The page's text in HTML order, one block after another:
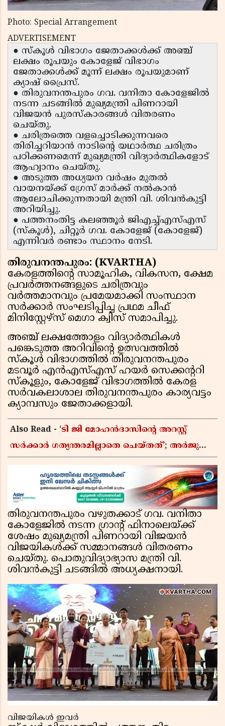
Photo: Special Arrangement
ADVERTISEMENT
● സ്‌കൂൾ വിഭാഗം ജേതാക്കൾക്ക് അഞ്ച്
ലക്ഷം രൂപയും കോളേജ് വിഭാഗം
ജേതാക്കൾക്ക് മൂന്ന് ലക്ഷം രൂപയുമാണ്
ക്യാഷ് പ്രൈസ്.
● തിരുവനന്തപുരം ഗവ. വനിതാ കോളേജിൽ
നടന്ന ചടങ്ങിൽ മുഖ്യമന്ത്രി പിണറായി
വിജയൻ പുരസ്കാരങ്ങൾ വിതരണം
ചെയ്തു.
● ചരിത്രത്തെ വളച്ചൊടിക്കുന്നവരെ
തിരിച്ചറിയാൻ നാടിന്റെ യഥാർത്ഥ ചരിത്രം
പഠിക്കണമെന്ന് മുഖ്യമന്ത്രി വിദ്യാർത്ഥികളോട്
ആഹ്വാനം ചെയ്തു.
● അടുത്ത അധ്യയന വർഷം മുതൽ
വായനയ്ക്ക് ഗ്രേസ് മാർക്ക് നൽകാൻ
ആലോചിക്കുന്നതായി മന്ത്രി വി. ശിവൻകുട്ടി
അറിയിച്ചു.
● പത്തനംതിട്ട കലഞ്ഞൂർ ജിഎച്ച്എസ്എസ്
(സ്കൂൾ), ചിറ്റൂർ ഗവ. കോളേജ് (കോളേജ്)
എന്നിവർ രണ്ടാം സ്ഥാനം നേടി.
തിരുവനന്തപുരം: (KVARTHA)
കേരളത്തിൻ്റെ സാമൂഹിക, വികസന, ക്ഷേമ
പ്രവർത്തനങ്ങളുടെ ചരിത്രവും
വർത്തമാനവും പ്രമേയമാക്കി സംസ്ഥാന
സർക്കാർ സംഘടിപ്പിച്ച പ്രഥമ ചീഫ്
മിനിസ്റ്റേഴ്‌സ് മെഗാ ക്വിസ് സമാപിച്ചു.
അഞ്ച് ലക്ഷത്തോളം വിദ്യാർത്ഥികൾ
പങ്കെടുത്ത അറിവിൻ്റെ ഉത്സവത്തിൽ
സ്‌കൂൾ വിഭാഗത്തിൽ തിരുവനന്തപുരം
മടവൂർ എൻഎസ്എസ് ഹയർ സെക്കന്ററി
സ്‌കൂളും, കോളേജ് വിഭാഗത്തിൽ കേരള
സർവകലാശാല തിരുവനന്തപുരം കാര്യവട്ടം
ക്യാമ്പസും ജേതാക്കളായി.
Also Read - ‘ടി ജി മോഹൻദാസിൻ്റെ അറസ്റ്റ്
സർക്കാർ ഗത്യന്തരമില്ലാതെ ചെയ്തത്’; അർജുൻ
ജയരാജൻ
തിരുവനന്തപുരം വഴുതക്കാട് ഗവ. വനിതാ
കോളേജിൽ നടന്ന ഗ്രാന്റ് ഫിനാലെയ്ക്ക്
ശേഷം മുഖ്യമന്ത്രി പിണറായി വിജയൻ
വിജയികൾക്ക് സമ്മാനങ്ങൾ വിതരണം
ചെയ്തു. പൊതുവിദ്യാഭ്യാസ മന്ത്രി വി.
ശിവൻകുട്ടി ചടങ്ങിൽ അധ്യക്ഷനായി.
വിജയികൾ ഇവർ